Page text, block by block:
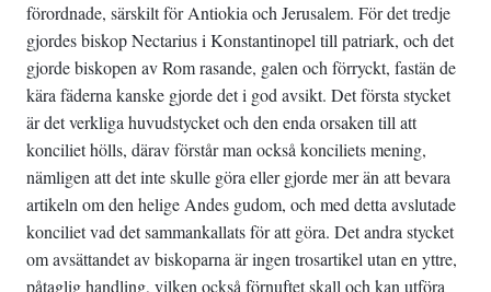
förordnade, särskilt för Antiokia och Jerusalem. För det tredje
gjordes biskop Nectarius i Konstantinopel till patriark, och det
gjorde biskopen av Rom rasande, galen och förryckt, fastän de
kära fäderna kanske gjorde det i god avsikt. Det första stycket
är det verkliga huvudstycket och den enda orsaken till att
konciliet hölls, därav förstår man också konciliets mening,
nämligen att det inte skulle göra eller gjorde mer än att bevara
artikeln om den helige Andes gudom, och med detta avslutade
konciliet vad det sammankallats för att göra. Det andra stycket
om avsättandet av biskoparna är ingen trosartikel utan en yttre,
påtaglig handling, vilken också förnuftet skall och kan utföra